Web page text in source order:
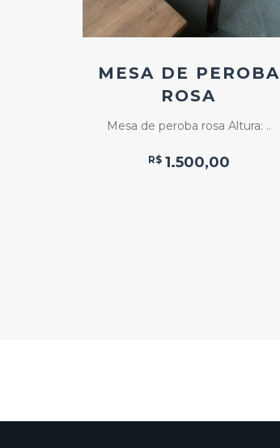
MESA DE PEROBA
ROSA
Mesa de peroba rosa Altura: ..
R$ 1.500,00